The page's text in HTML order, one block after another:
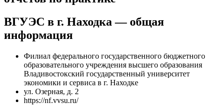
ВГУЭС в г. Находка — общая
информация
Филиал федерального государственного бюджетного
образовательного учреждения высшего образования
Владивостокский государственный университет
экономики и сервиса в г. Находке
ул. Озерная, д. 2
https://nf.vvsu.ru/